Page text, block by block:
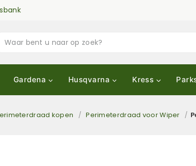
Gardena Husqvarna Kress
kopen / Perimeterdraad voor Wiper /